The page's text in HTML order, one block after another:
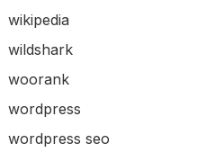
wikipedia
wildshark
woorank
wordpress
wordpress seo